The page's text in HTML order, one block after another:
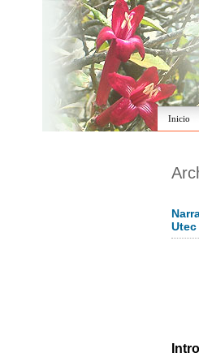
Inicio
Utec